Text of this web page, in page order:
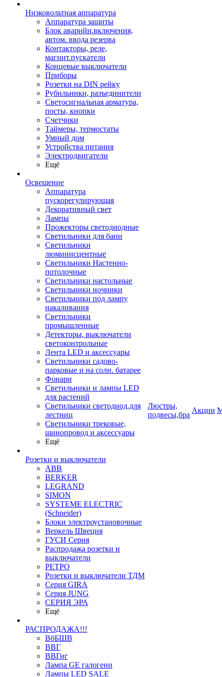
Низковольтная аппаратура
Аппаратура защиты
Блок аварийн.включения,
автом. ввода резерва
Контакторы, реле,
магнит.пускатели
Концевые выключатели
Приборы
Розетки на DIN рейку
Рубильники, разъединители
Светосигнальная арматура,
посты, кнопки
Счетчики
Таймеры, термостаты
Умный дом
Устройства питания
Электродвигатели
Ещё
Освещение
Аппаратура
пускорегулирующая
Декоративный свет
Лампы
Прожекторы светодиодные
Светильники для бани
Светильники
люминисцентные
Светильники Настенно-
потолочные
Светильники настольные
Светильники ночники
Светильники под лампу
накаливания
Светильники
промышленные
Детекторы, выключатели
светоконтрольные
Лента LED и аксессуары
Светильники садово-
парковые и на солн. батарее
Фонари
Светильники и лампы LED
для растений
Светильники светодиод.для
лестниц
Светильники трековые,
шинопровод и аксессуары
Ещё
Розетки и выключатели
ABB
BERKER
LEGRAND
SIMON
SYSTEME ELECTRIC
(Schneider)
Блоки электроустановочные
Веркель Швеция
ГУСИ Серия
Распродажа розетки и
выключатели
РЕТРО
Розетки и выключатели ТДМ
Серия GIRA
Серия JUNG
СЕРИЯ ЭРА
Ещё
РАСПРОДАЖА!!!
ВбБШВ
ВВГ
ВВГнг
Лампа GE галогенн
Лампы LED SALE
Люстры,
подвесы,бра
Акции